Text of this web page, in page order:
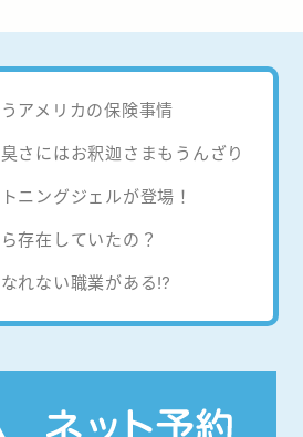
アメリカの保険事情
さにはお釈迦さまもうんざり
ニングジェルが登場！
存在していたの？
れない職業がある⁉